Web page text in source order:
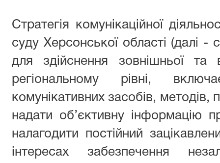
Стратегія комунікаційної
суду Херсонської області (далі
для здійснення зовнішньої та
регіональному рівні,
комунікативних засобів, методів,
надати об’єктивну інформацію
налагодити постійний
інтересах забезпечення